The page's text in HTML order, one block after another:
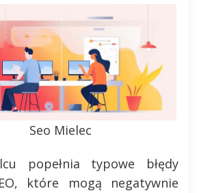
Seo Mielec
popełnia typowe błędy
które mogą negatywnie